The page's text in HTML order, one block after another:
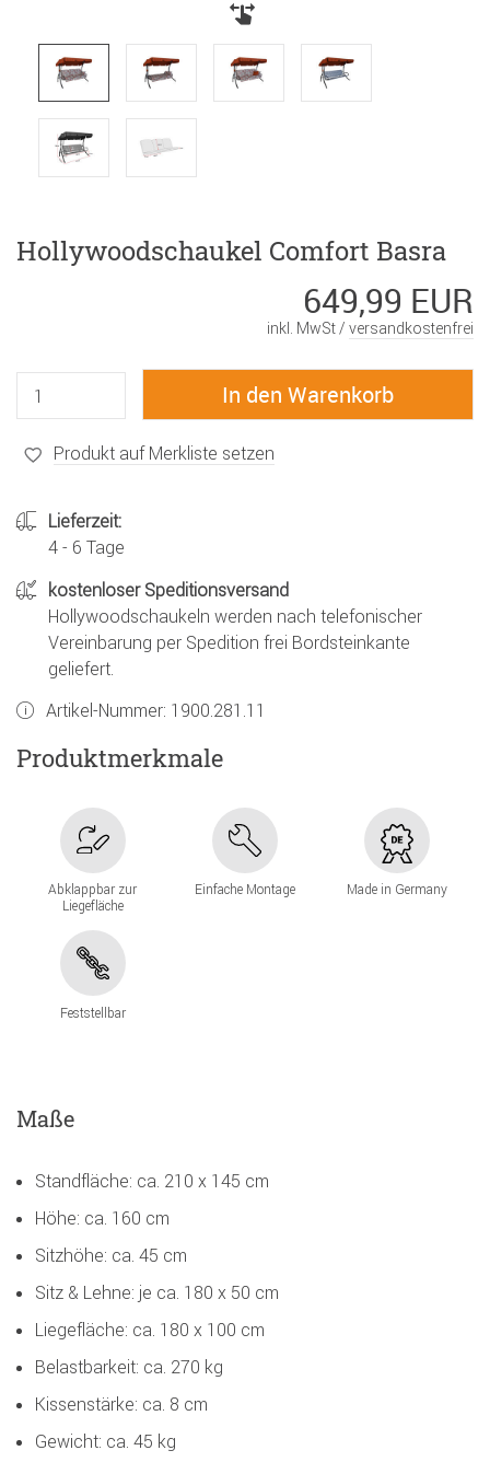
Hollywoodschaukel Comfort Basra
649,99 EUR
inkl. MwSt / versandkostenfrei
Produkt auf Merkliste setzen
Lieferzeit:
4 - 6 Tage
kostenloser Speditionsversand
Hollywoodschaukeln werden nach telefonischer
Vereinbarung per Spedition frei Bordsteinkante
geliefert.
Artikel-Nummer: 1900.281.11
Produktmerkmale
Abklappbar zur
Liegefläche
Einfache Montage Made in Germany
Feststellbar
Maße
Standfläche: ca. 210 x 145 cm
Höhe: ca. 160 cm
Sitzhöhe: ca. 45 cm
Sitz & Lehne: je ca. 180 x 50 cm
Liegefläche: ca. 180 x 100 cm
Belastbarkeit: ca. 270 kg
Kissenstärke: ca. 8 cm
Gewicht: ca. 45 kg